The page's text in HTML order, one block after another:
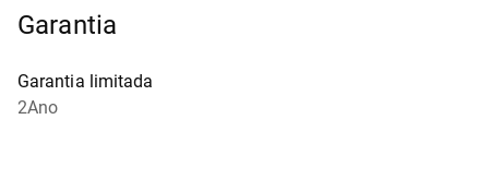
Garantia
Garantia limitada
2Ano